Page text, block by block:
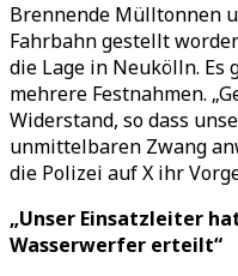
Brennende Mülltonnen
Fahrbahn gestellt
die Lage in Neukölln. Es
mehrere Festnahmen.
Widerstand, so dass
unmittelbaren Zwang
die Polizei auf X ihr
„Unser Einsatzleiter
Wasserwerfer erteilt“